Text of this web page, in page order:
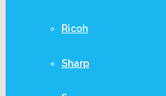
Ricoh
Sharp